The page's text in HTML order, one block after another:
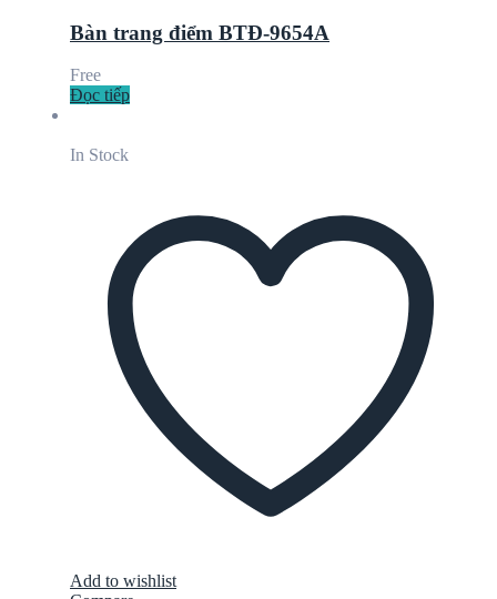
Bàn trang điểm BTĐ-9654A
Free
Đọc tiếp
In Stock
Add to wishlist